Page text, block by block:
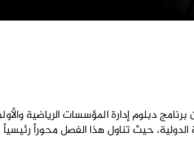
برنامج دبلوم إدارة المؤسسات الرياضية
الدولية، حيث تناول هذا الفصل محوراً